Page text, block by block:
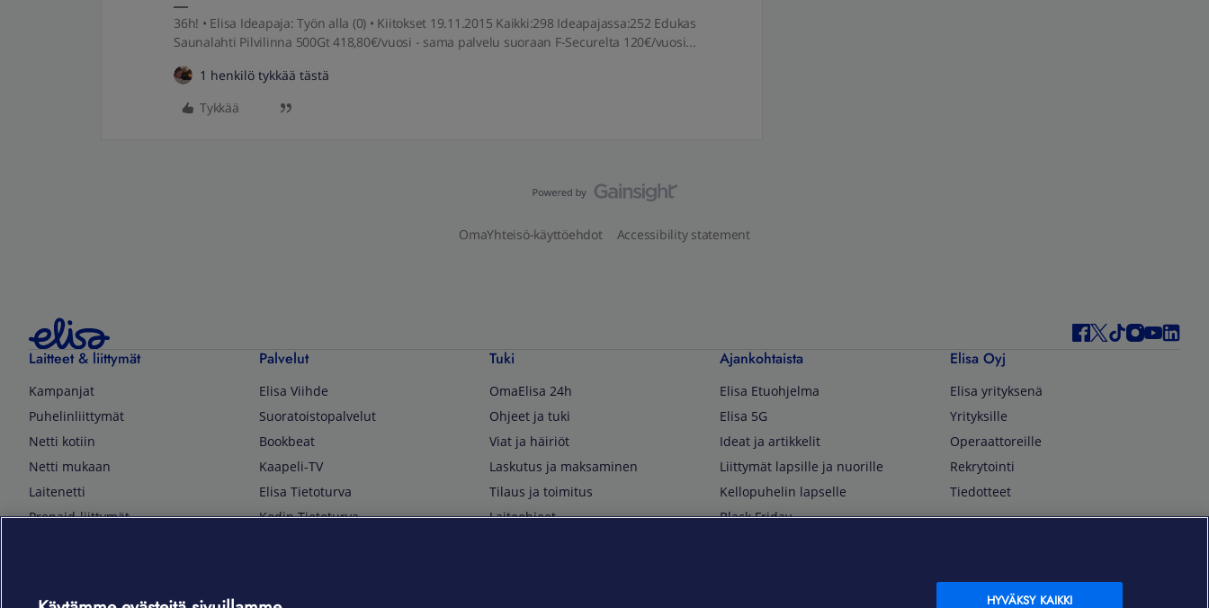
36h! • Elisa Ideapaja: Työn alla (0) • Kiitokset 19.11.2015 Kaikki:298 Ideapajassa:252 Edukas
Saunalahti Pilvilinna 500Gt 418,80€/vuosi - sama palvelu suoraan F-Securelta 120€/vuosi...
1 henkilö tykkää tästä
Tykkää
OmaYhteisö-käyttöehdot Accessibility statement
Laitteet & liittymät
Kampanjat
Puhelinliittymät
Netti kotiin
Netti mukaan
Laitenetti
Prepaid-liittymät
Palvelut
Elisa Viihde
Suoratoistopalvelut
Bookbeat
Kaapeli-TV
Elisa Tietoturva
Kodin Tietoturva
Tuki
OmaElisa 24h
Ohjeet ja tuki
Viat ja häiriöt
Laskutus ja maksaminen
Tilaus ja toimitus
Laiteohjeet
Ajankohtaista
Elisa Etuohjelma
Elisa 5G
Ideat ja artikkelit
Liittymät lapsille ja nuorille
Kellopuhelin lapselle
Black Friday
Elisa Oyj
Elisa yrityksenä
Yrityksille
Operaattoreille
Rekrytointi
Tiedotteet
OmaElisa Self Service
HYVÄKSY KAIKKI